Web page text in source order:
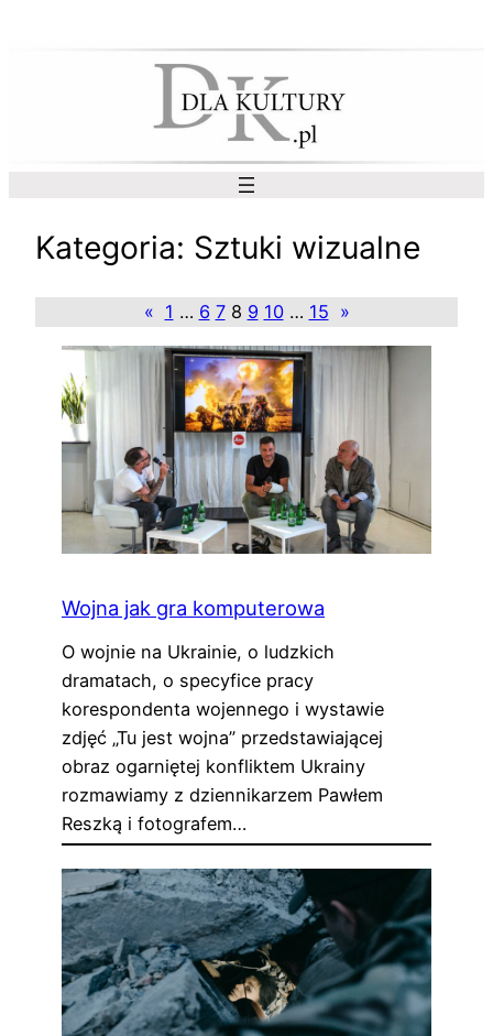
Kategoria: Sztuki wizualne
« 1 … 6 7 8 9 10 … 15 »
Wojna jak gra komputerowa
O wojnie na Ukrainie, o ludzkich
dramatach, o specyfice pracy
korespondenta wojennego i wystawie
zdjęć „Tu jest wojna” przedstawiającej
obraz ogarniętej konfliktem Ukrainy
rozmawiamy z dziennikarzem Pawłem
Reszką i fotografem…